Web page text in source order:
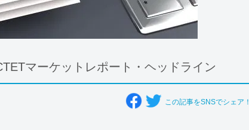
マーケットレポート・ヘッドライン
この記事をSNSでシェア！